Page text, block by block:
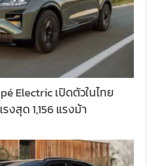
Electric เปิดตัวในไทย
งสุด 1,156 แรงม้า